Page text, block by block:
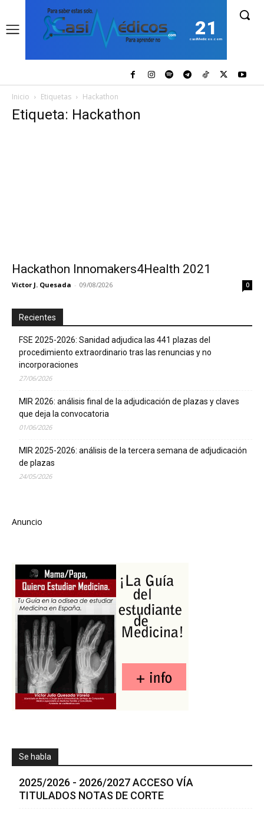
21
casiMedicos.com
Inicio Etiquetas Hackathon
Etiqueta: Hackathon
Hackathon Innomakers4Health 2021
Victor J. Quesada - 09/08/2026 0
Recientes
FSE 2025-2026: Sanidad adjudica las 441 plazas del
procedimiento extraordinario tras las renuncias y no
incorporaciones
27/06/2026
MIR 2026: análisis final de la adjudicación de plazas y claves
que deja la convocatoria
01/06/2026
MIR 2025-2026: análisis de la tercera semana de adjudicación
de plazas
24/05/2026
Anuncio
Se habla
2025/2026 - 2026/2027 ACCESO VÍA
TITULADOS NOTAS DE CORTE